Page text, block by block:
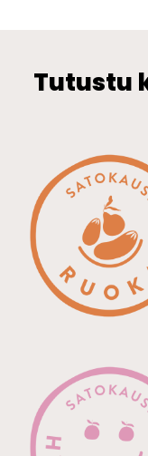
Tutustu